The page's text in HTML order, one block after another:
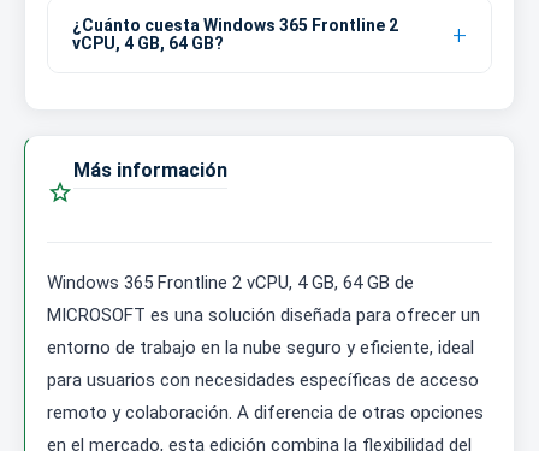
¿Cuánto cuesta Windows 365 Frontline 2
vCPU, 4 GB, 64 GB?

Más información
Windows 365 Frontline 2 vCPU, 4 GB, 64 GB de
MICROSOFT es una solución diseñada para ofrecer un
entorno de trabajo en la nube seguro y eficiente, ideal
para usuarios con necesidades específicas de acceso
remoto y colaboración. A diferencia de otras opciones
en el mercado, esta edición combina la flexibilidad del